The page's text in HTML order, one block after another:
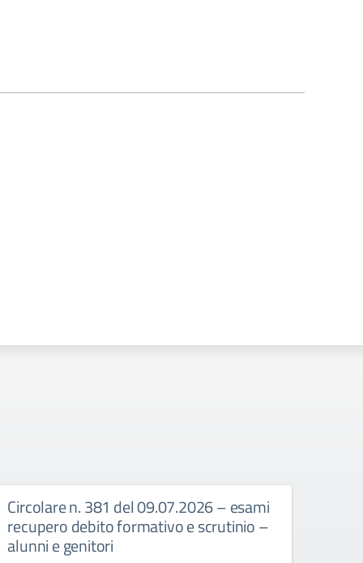
Circolare n. 381 del 09.07.2026 – esami
recupero debito formativo e scrutinio –
alunni e genitori